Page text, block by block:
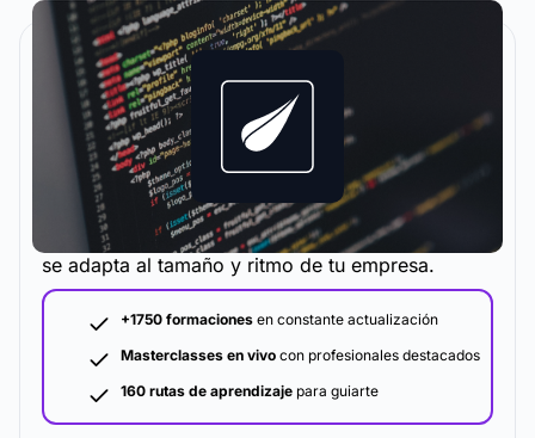
La metodología y plataforma de formación que
se adapta al tamaño y ritmo de tu empresa.
+1750 formaciones en constante actualización
Masterclasses en vivo con profesionales destacados
160 rutas de aprendizaje para guiarte